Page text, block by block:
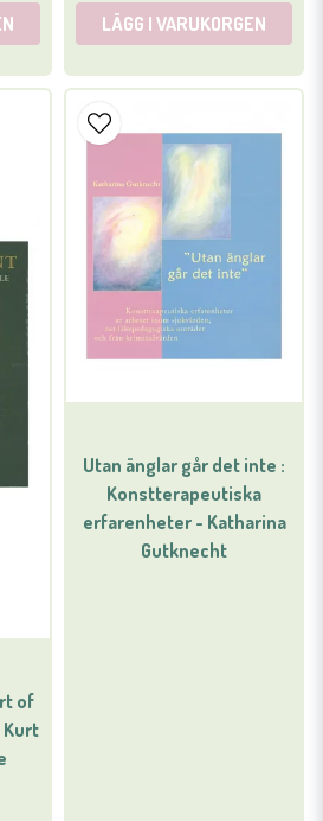
LÄGG I VARUKORGEN
of
Kurt
Utan änglar går det inte :
Konstterapeutiska
erfarenheter - Katharina
Gutknecht